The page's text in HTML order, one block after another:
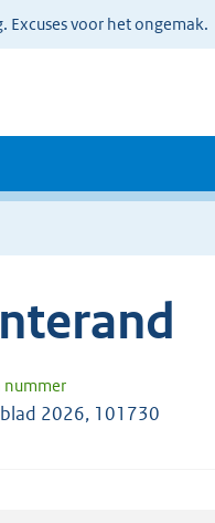
voor het ongemak.
nummer
2026, 101730